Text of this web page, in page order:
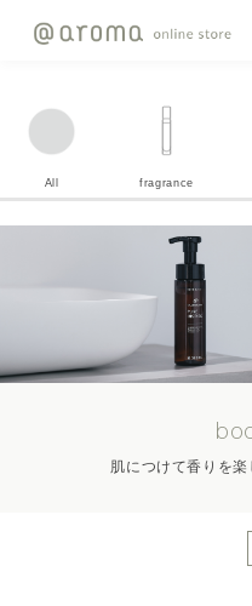
All fragrance
肌につけて香りを